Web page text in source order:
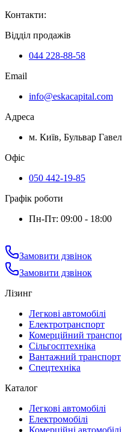
Контакти:
Відділ продажів
044 228-88-58
Email
info@eskacapital.com
Адреса
м. Київ, Бульвар
Офіс
050 442-19-85
Графік роботи
Пн-Пт: 09:00 - 18:00
Замовити дзвінок
Замовити дзвінок
Лізинг
Легкові автомобілі
Електротранспорт
Комерційний
Сільгосптехніка
Вантажний транспорт
Спецтехніка
Каталог
Легкові автомобілі
Електромобілі
Комерційні автомобілі